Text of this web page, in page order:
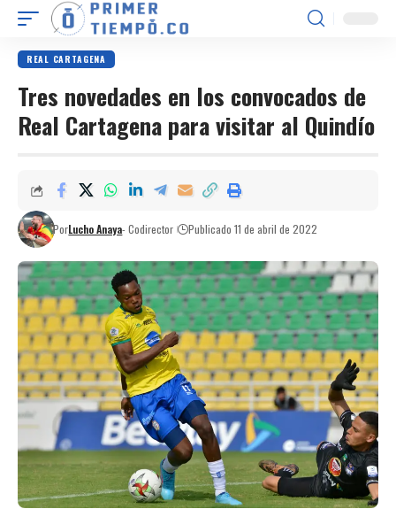
REAL CARTAGENA
Tres novedades en los convocados de
Real Cartagena para visitar al Quindío
PorLucho Anaya- Codirector Publicado 11 de abril de 2022